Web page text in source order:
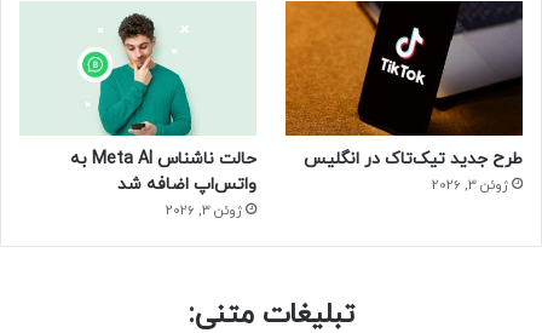
طرح جدید تیک‌تاک در انگلیس
ژوئن 3, 2026
حالت ناشناس Meta AI به
واتس‌اپ اضافه شد
ژوئن 3, 2026
تبلیغات متنی: